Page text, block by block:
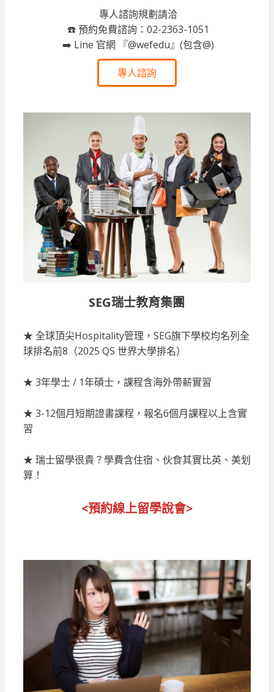
專人諮詢規劃請洽
☎️ 預約免費諮詢：02-2363-1051
➡️ Line 官網 『@wefedu』(包含@)
專人諮詢
SEG瑞士教育集團
★ 全球頂尖Hospitality管理，SEG旗下學校均名列全
球排名前8（2025 QS 世界大學排名）
★ 3年學士 / 1年碩士，課程含海外帶薪實習
★ 3-12個月短期證書課程，報名6個月課程以上含實
習
★ 瑞士留學很貴？學費含住宿、伙食其實比英、美划
算！
<預約線上留學說會>